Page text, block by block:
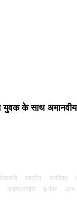
के साथ अमानवीय
में राष्ट्रीय मनोरंजन
लाइफस्टाइल ई-पेपर अन्य